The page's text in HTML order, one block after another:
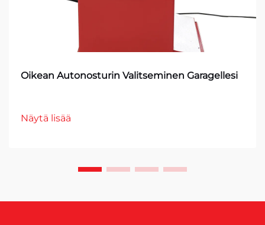
Oikean Autonosturin Valitseminen Garagellesi
Näytä lisää